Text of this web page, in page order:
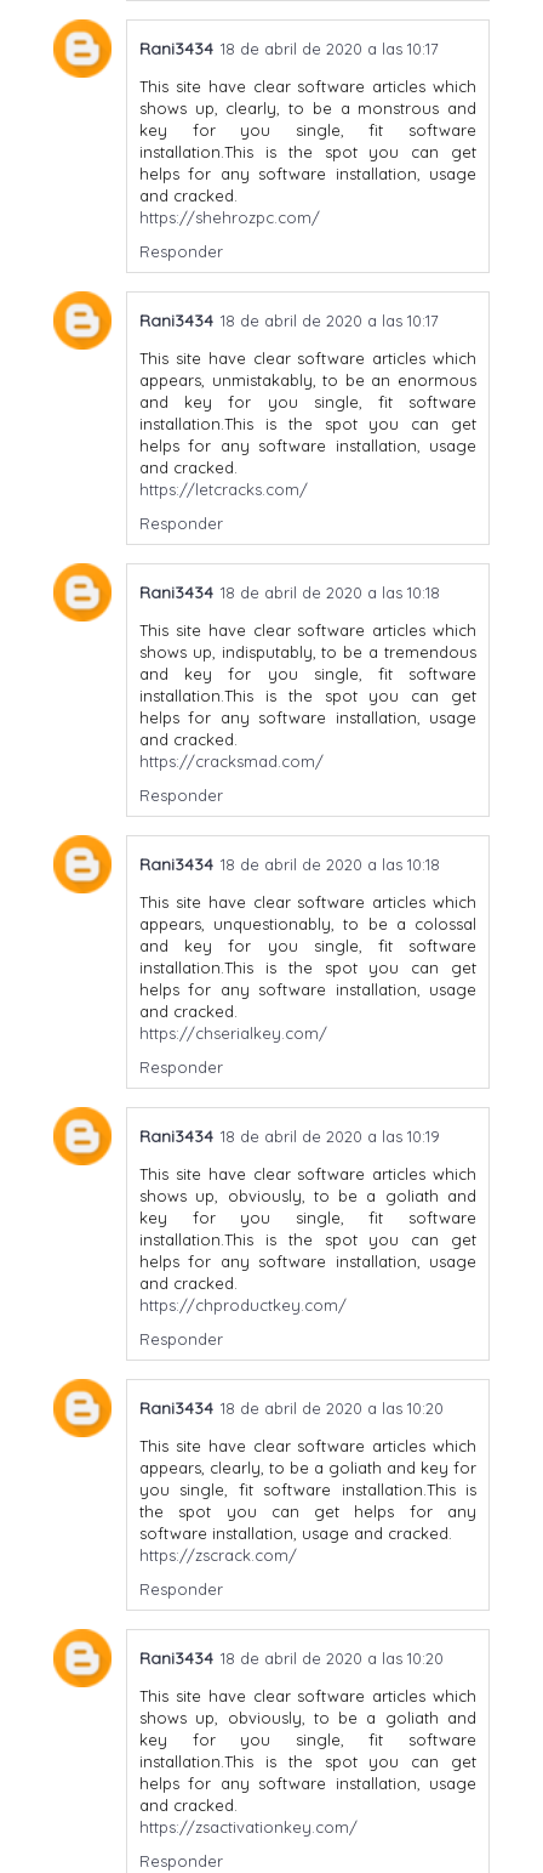
Rani3434 18 de abril de 2020 a las 10:17
This site have clear software articles which
shows up, clearly, to be a monstrous and
key for you single, fit software
installation.This is the spot you can get
helps for any software installation, usage
and cracked.
https://shehrozpc.com/
Responder
Rani3434 18 de abril de 2020 a las 10:17
This site have clear software articles which
appears, unmistakably, to be an enormous
and key for you single, fit software
installation.This is the spot you can get
helps for any software installation, usage
and cracked.
https://letcracks.com/
Responder
Rani3434 18 de abril de 2020 a las 10:18
This site have clear software articles which
shows up, indisputably, to be a tremendous
and key for you single, fit software
installation.This is the spot you can get
helps for any software installation, usage
and cracked.
https://cracksmad.com/
Responder
Rani3434 18 de abril de 2020 a las 10:18
This site have clear software articles which
appears, unquestionably, to be a colossal
and key for you single, fit software
installation.This is the spot you can get
helps for any software installation, usage
and cracked.
https://chserialkey.com/
Responder
Rani3434 18 de abril de 2020 a las 10:19
This site have clear software articles which
shows up, obviously, to be a goliath and
key for you single, fit software
installation.This is the spot you can get
helps for any software installation, usage
and cracked.
https://chproductkey.com/
Responder
Rani3434 18 de abril de 2020 a las 10:20
This site have clear software articles which
appears, clearly, to be a goliath and key for
you single, fit software installation.This is
the spot you can get helps for any
software installation, usage and cracked.
https://zscrack.com/
Responder
Rani3434 18 de abril de 2020 a las 10:20
This site have clear software articles which
shows up, obviously, to be a goliath and
key for you single, fit software
installation.This is the spot you can get
helps for any software installation, usage
and cracked.
https://zsactivationkey.com/
Responder